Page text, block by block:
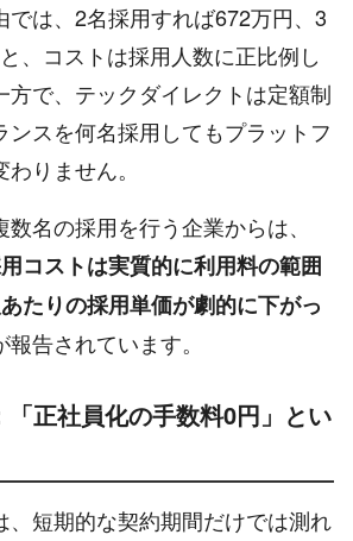
では、2名採用すれば672万円、3
、コストは採用人数に正比例し
方で、テックダイレクトは定額制
ンスを何名採用してもプラットフ
りません。
名の採用を行う企業からは、
コストは実質的に利用料の範囲
たりの採用単価が劇的に下がっ
告されています。
正社員化の手数料0円」とい
、短期的な契約期間だけでは測れ